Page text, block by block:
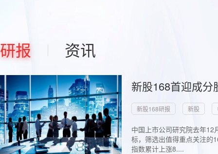
研报 资讯
新股168首迎成
新股168研报 新股
中国上市公司研究院去年
标，筛选出值得重点关注的
指数累计上涨8....